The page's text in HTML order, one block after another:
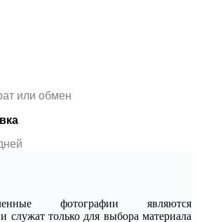
или обмен
фотографии являются
служат только для выбора материала